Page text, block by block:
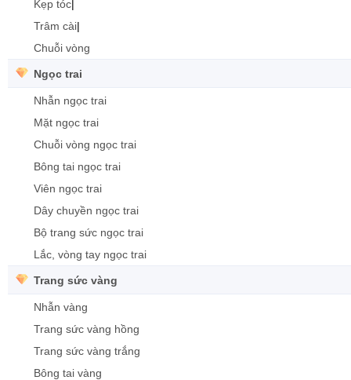
Kẹp tóc|
Trâm cài|
Chuỗi vòng
Ngọc trai
Nhẫn ngọc trai
Mặt ngọc trai
Chuỗi vòng ngọc trai
Bông tai ngọc trai
Viên ngọc trai
Dây chuyền ngọc trai
Bộ trang sức ngọc trai
Lắc, vòng tay ngọc trai
Trang sức vàng
Nhẫn vàng
Trang sức vàng hồng
Trang sức vàng trắng
Bông tai vàng